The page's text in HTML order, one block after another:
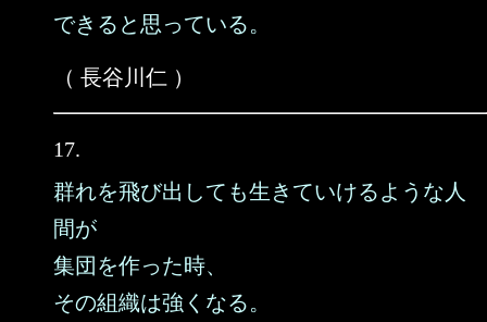
できると思っている。
（ 長谷川仁 ）
17.
群れを飛び出しても生きていけるような人
間が
集団を作った時、
その組織は強くなる。